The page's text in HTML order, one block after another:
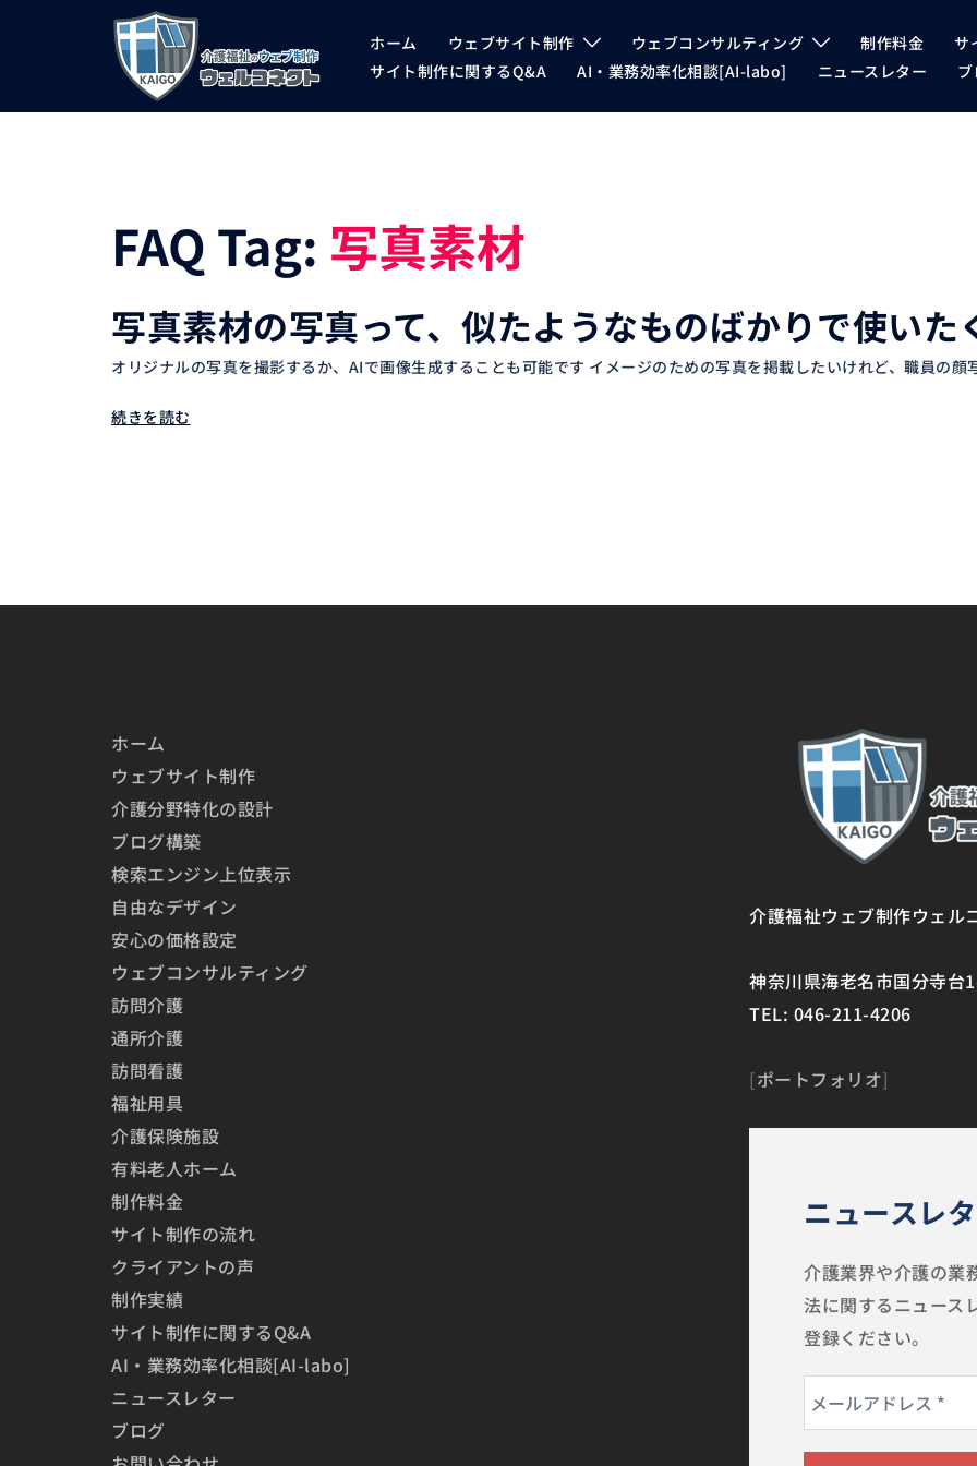
ホーム ウェブサイト制作 ウェブコンサルティング 制作料金
サ
サイト制作に関するQ&A
AI・業務効率化相談[AI-labo] ニュースレター
FAQ Tag: 写真素材
写真素材の写真って、似たようなものばかりで使いた
オリジナルの写真を撮影するか、AIで画像生成することも可能です イメージのための写真を掲載したいけれど、職員の
続きを読む
ホーム
ウェブサイト制作
介護分野特化の設計
ブログ構築
検索エンジン上位表示
自由なデザイン
安心の価格設定
ウェブコンサルティング
訪問介護
通所介護
訪問看護
福祉用具
介護保険施設
有料老人ホーム
制作料金
サイト制作の流れ
クライアントの声
制作実績
サイト制作に関するQ&A
AI・業務効率化相談[AI-labo]
ニュースレター
ブログ
介護福祉ウェブ制作ウェル
神奈川県海老名市国分寺台
TEL: 046-211-4206
[ポートフォリオ]
ニュースレ
介護業界や介護の業
法に関するニュース
登録ください。